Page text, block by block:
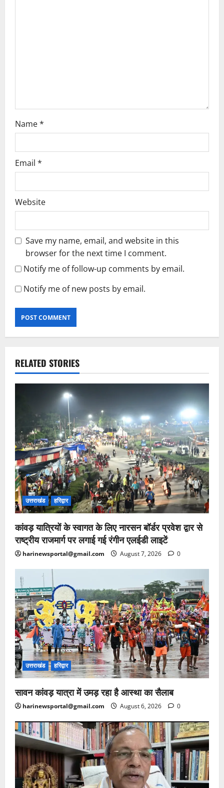
Name*
Email *
Website
Save my name, email, and website in this
browser for the next time I comment.
Notify me of follow-up comments by email.
Notify me of new posts by email.
RELATED STORIES
उत्तराखंड हरिद्वार
कांवड़ यात्रियों के स्वागत के लिए नारसन बॉर्डर प्रवेश द्वार से
राष्ट्रीय राजमार्ग पर लगाई गई रंगीन एलईडी लाइटें
harinewsportal@gmail.com August 7, 2026 0
उत्तराखंड हरिद्वार
सावन कांवड़ यात्रा में उमड़ रहा है आस्था का सैलाब
harinewsportal@gmail.com August 6, 2026 0